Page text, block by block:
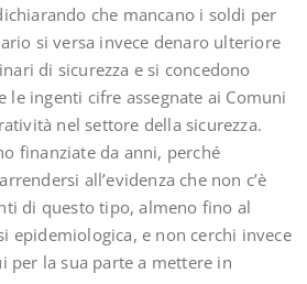
che mancano i soldi per
si versa invece denaro ulteriore
di sicurezza e si concedono
le ingenti cifre assegnate ai Comuni
nel settore della sicurezza.
finanziate da anni, perché
all’evidenza che non c’è
di questo tipo, almeno fino al
epidemiologica, e non cerchi invece
per la sua parte a mettere in